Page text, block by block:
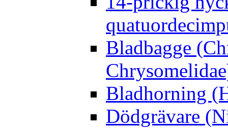
Bladbagge
Bladhorning
Dödgrävare